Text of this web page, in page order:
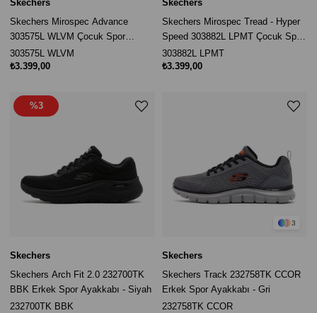
Skechers
Skechers Mirospec Advance
303575L WLVM Çocuk Spor
Ayakkabı - Lila
303575L WLVM
₺3.399,00
Skechers
Skechers Mirospec Tread - Hyper
Speed 303882L LPMT Çocuk Spor
Ayakkabı - Pembe
303882L LPMT
₺3.399,00
Skechers
Skechers Arch Fit 2.0 232700TK
BBK Erkek Spor Ayakkabı - Siyah
232700TK BBK
%3
3
Skechers
Skechers Track 232758TK CCOR
Erkek Spor Ayakkabı - Gri
232758TK CCOR